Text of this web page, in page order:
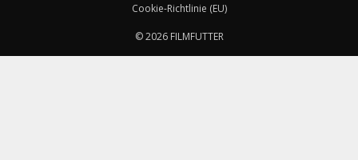
Cookie-Richtlinie (EU)
© 2026 FILMFUTTER